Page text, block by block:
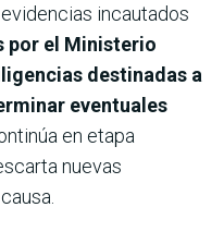
incautados
por el Ministerio
destinadas a
eventuales
en etapa
nuevas